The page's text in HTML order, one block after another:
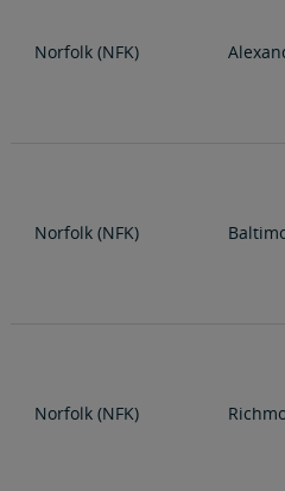
Norfolk (NFK)
Norfolk (NFK)
Norfolk (NFK)